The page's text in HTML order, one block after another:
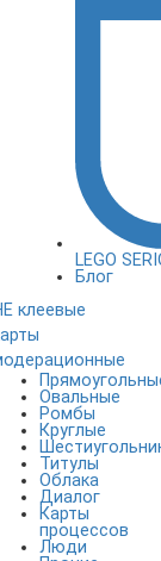
LEGO
Блог
клеевые
Овальные
Ромбы
Круглые
Титулы
Облака
Диалог
Карты
процессов
Люди